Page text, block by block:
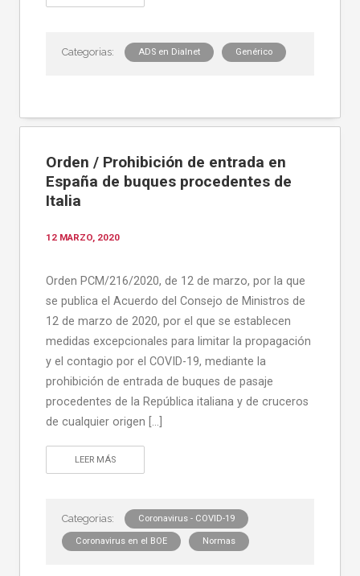
ADS en Dialnet Genérico
Orden / Prohibición de entrada en
España de buques procedentes de
Italia
12 MARZO, 2020
Orden PCM/216/2020, de 12 de marzo, por la que
se publica el Acuerdo del Consejo de Ministros de
12 de marzo de 2020, por el que se establecen
medidas excepcionales para limitar la propagación
y el contagio por el COVID-19, mediante la
prohibición de entrada de buques de pasaje
procedentes de la República italiana y de cruceros
de cualquier origen […]
LEER MÁS
Coronavirus - COVID-19
Coronavirus en el BOE Normas